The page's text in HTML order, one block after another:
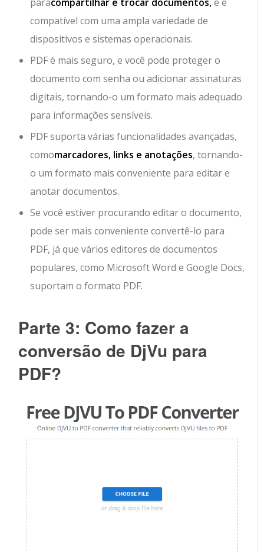
compatível com uma ampla variedade de
dispositivos e sistemas operacionais.
PDF é mais seguro, e você pode proteger o
documento com senha ou adicionar assinaturas
digitais, tornando-o um formato mais adequado
para informações sensíveis.
PDF suporta várias funcionalidades avançadas,
comomarcadores, links e anotações, tornando-
o um formato mais conveniente para editar e
anotar documentos.
Se você estiver procurando editar o documento,
pode ser mais conveniente convertê-lo para
PDF, já que vários editores de documentos
populares, como Microsoft Word e Google Docs,
suportam o formato PDF.
Parte 3: Como fazer a
conversão de DjVu para
PDF?